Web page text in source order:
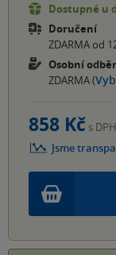
Dostupné u
Doručení
ZDARMA od
Osobní odběr
ZDARMA (
858 Kč s DPH
Jsme